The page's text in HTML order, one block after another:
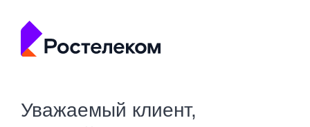
Уважаемый клиент,